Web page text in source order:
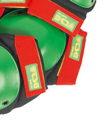
페이코 ID로 페
PAYCO 바로